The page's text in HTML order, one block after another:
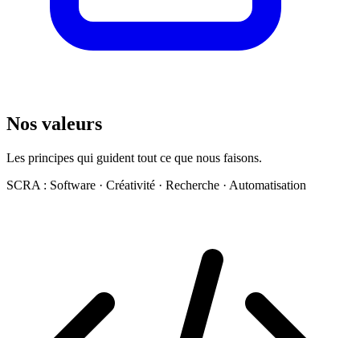
Nos valeurs
Les principes qui guident tout ce que nous faisons.
SCRA : Software · Créativité · Recherche · Automatisation